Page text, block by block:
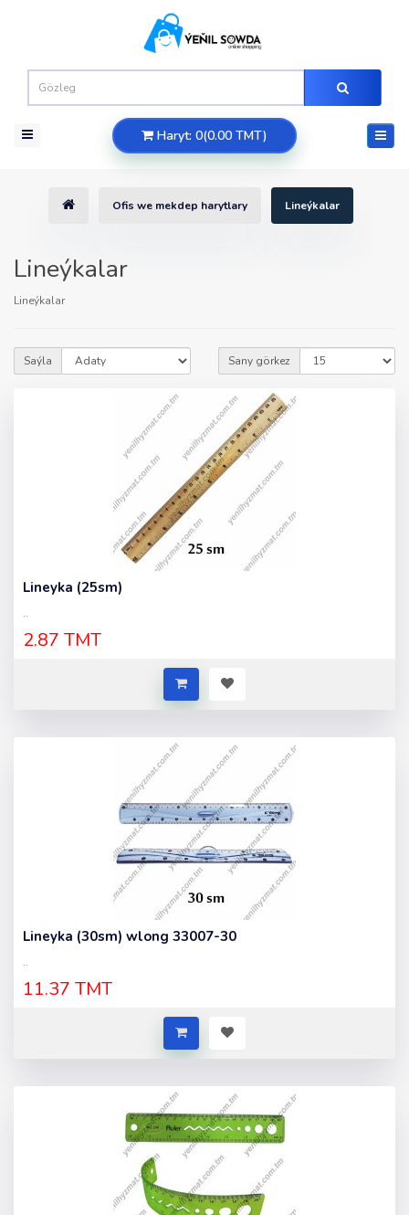
Haryt: 0(0.00 TMT)
Ofis we mekdep harytlary Lineýkalar
Lineýkalar
Lineýkalar
Saýla Sany görkez
Lineyka (25sm)
..
2.87 TMT
Lineyka (30sm) wlong 33007-30
..
11.37 TMT